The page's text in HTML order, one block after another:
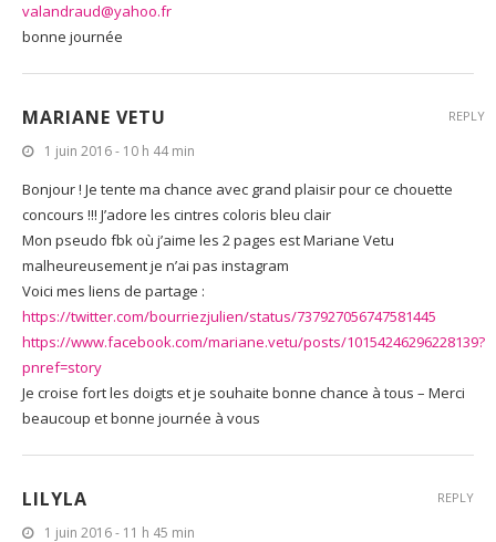
valandraud@yahoo.fr
bonne journée
MARIANE VETU
1 juin 2016 - 10 h 44 min
Bonjour ! Je tente ma chance avec grand plaisir pour ce chouette
concours !!! J’adore les cintres coloris bleu clair
Mon pseudo fbk où j’aime les 2 pages est Mariane Vetu
malheureusement je n’ai pas instagram
Voici mes liens de partage :
https://twitter.com/bourriezjulien/status/737927056747581445
https://www.facebook.com/mariane.vetu/posts/10154246296228139?
pnref=story
Je croise fort les doigts et je souhaite bonne chance à tous – Merci
beaucoup et bonne journée à vous
REPLY
LILYLA
1 juin 2016 - 11 h 45 min
REPLY